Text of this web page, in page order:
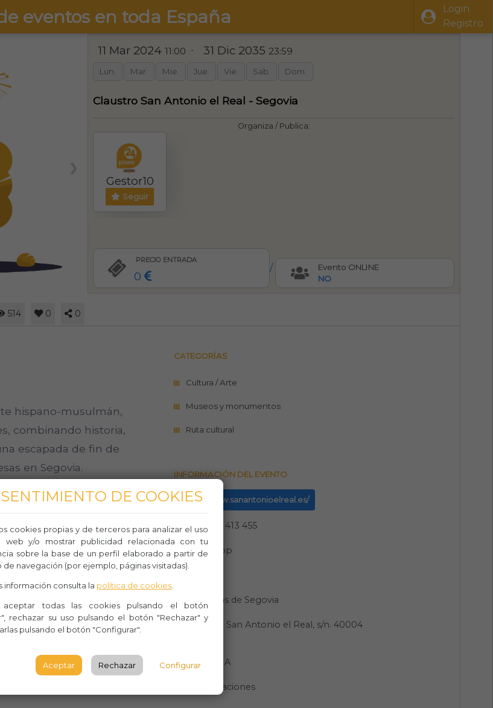
eventos en toda España
Login
Registro
11 Mar 2024 11:00 - 31 Dic 2035 23:59
Lun. Mar. Mie. Jue. Vie. Sab. Dom.
Claustro San Antonio el Real - Segovia
Organiza / Publica:
Gestor10
Seguir
PRECIO ENTRADA
0
/
Evento ONLINE
NO
514 0 0
hispano-musulmán,
combinando historia,
escapada de fin de
en Segovia.
CATEGORÍAS
Cultura / Arte
Museos y monumentos
Ruta cultural
INFORMACIÓN DEL EVENTO
http://www.sanantonioelreal.es/
+34 921 413 455
Whasapp
Reservas de Segovia
Calle de San Antonio el Real, s/n. 40004
SEGOVIA
Observaciones
DE COOKIES
cookies propias y de terceros para analizar el uso
web y/o mostrar publicidad relacionada con tu
sobre la base de un perfil elaborado a partir de
de navegación (por ejemplo, páginas visitadas).
información consulta la política de cookies
aceptar todas las cookies pulsando el botón
rechazar su uso pulsando el botón "Rechazar" y
pulsando el botón "Configurar".
Aceptar Rechazar Configurar